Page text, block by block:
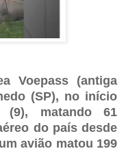
Voepass (antiga
(SP), no início
(9), matando 61
do país desde
avião matou 199